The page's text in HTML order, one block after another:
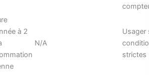
à 2
N/A
Usager
strictes